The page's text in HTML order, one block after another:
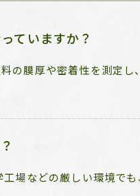
ていますか？
の膜厚や密着性を測定
場などの厳しい環境で